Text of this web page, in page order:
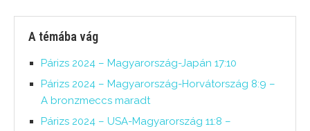
A témába vág
Párizs 2024 – Magyarország-Japán 17:10
Párizs 2024 – Magyarország-Horvátország 8:9 –
A bronzmeccs maradt
Párizs 2024 – USA-Magyarország 11:8 –